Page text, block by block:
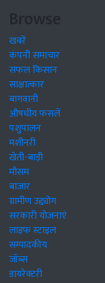
Browse
खबरें
कंपनी समाचार
सफल किसान
साक्षात्कार
बागवानी
औषधीय फसलें
पशुपालन
मशीनरी
खेती-बाड़ी
मौसम
बाजार
ग्रामीण उद्द्योग
सरकारी योजनाएं
लाइफ स्टाइल
सम्पादकीय
जॉब्स
डायरेक्टरी